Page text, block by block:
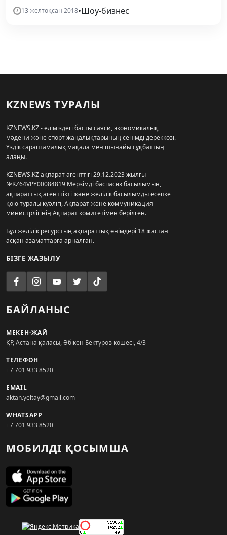
13 желтоқсан 2018•Шоу-бизнес
KZNEWS ТУРАЛЫ
KZNEWS.KZ - еліміздегі басты саяси, экономикалық,
мәдени және спорт жаңалықтарының сенімді дереккөзі.
Үздік сараптамалық мақала мен шынайы сұқбаттың
алаңы.
KZNEWS.KZ ақпарат агенттігі 29.12.2023 жылғы
№KZ64VPY00084819 Мерзімді баспасөз басылымын,
ақпараттық агенттікті және желілік басылымды есепке
қою туралы куәлігі, Ақпарат және коммуникация
министрлігінің Ақпарат комитетімен берілген.
Бұл желілік ресурстың ақпараттық өнімдері 18 жастан
асқан азаматтарға арналған.
БІЗГЕ ЖАЗЫЛУ
БАЙЛАНЫС
МЕКЕН-ЖАЙ
ҚР, Астана қаласы, Әбікен Бектұров көшесі, 4/3
ТЕЛЕФОН
+7 701 933 8520
EMAIL
aktan.yeltay@gmail.com
WHATSAPP
+7 701 933 8520
МОБИЛДІ ҚОСЫМША